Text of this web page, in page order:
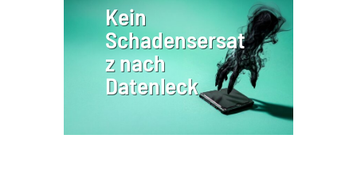
Kein
Schadensersat
z nach
Datenleck